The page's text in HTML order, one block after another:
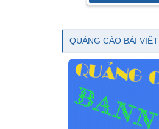
QUẢNG CÁO BÀI VIẾT